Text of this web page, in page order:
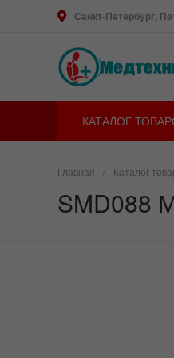
Санкт-Петербург,
КАТАЛОГ
Главная / Каталог
SMD088